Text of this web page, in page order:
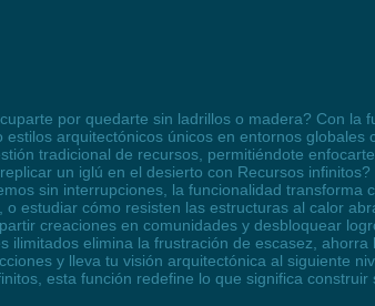
por quedarte sin ladrillos o madera? Con la
arquitectónicos únicos en entornos globales
tradicional de recursos, permitiéndote
un iglú en el desierto con Recursos
sin interrupciones, la funcionalidad transforma
estudiar cómo resisten las estructuras al calor
creaciones en comunidades y desbloquear
elimina la frustración de escasez,
y lleva tu visión arquitectónica al siguiente
esta función redefine lo que significa